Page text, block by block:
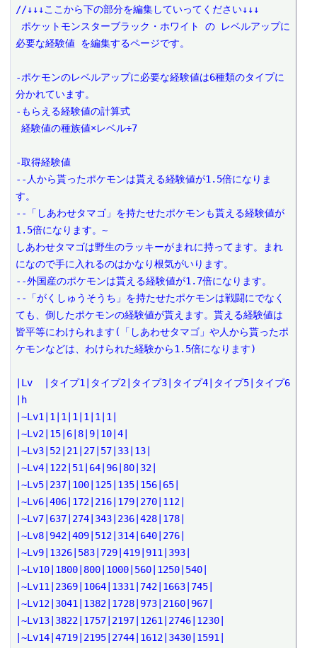
//↓↓↓ここから下の部分を編集していってください↓↓↓
必要な経験値 を編集するページです。
-ポケモンのレベルアップに必要な経験値は6種類のタイプに
分かれています。
-もらえる経験値の計算式
経験値の種族値×レベル÷7
-取得経験値
--人から貰ったポケモンは貰える経験値が1.5倍になりま
す。
--「しあわせタマゴ」を持たせたポケモンも貰える経験値が
1.5倍になります。~
しあわせタマゴは野生のラッキーがまれに持ってます。まれ
になので手に入れるのはかなり根気がいります。
--外国産のポケモンは貰える経験値が1.7倍になります。
--「がくしゅうそうち」を持たせたポケモンは戦闘にでなく
ても、倒したポケモンの経験値が貰えます。貰える経験値は
皆平等にわけられます(「しあわせタマゴ」や人から貰ったポ
ケモンなどは、わけられた経験から1.5倍になります)
|Lv  |タイプ1|タイプ2|タイプ3|タイプ4|タイプ5|タイプ6
|h
|~Lv1|1|1|1|1|1|1|
|~Lv2|15|6|8|9|10|4|
|~Lv3|52|21|27|57|33|13|
|~Lv4|122|51|64|96|80|32|
|~Lv5|237|100|125|135|156|65|
|~Lv6|406|172|216|179|270|112|
|~Lv7|637|274|343|236|428|178|
|~Lv8|942|409|512|314|640|276|
|~Lv9|1326|583|729|419|911|393|
|~Lv10|1800|800|1000|560|1250|540|
|~Lv11|2369|1064|1331|742|1663|745|
|~Lv12|3041|1382|1728|973|2160|967|
|~Lv13|3822|1757|2197|1261|2746|1230|
|~Lv14|4719|2195|2744|1612|3430|1591|